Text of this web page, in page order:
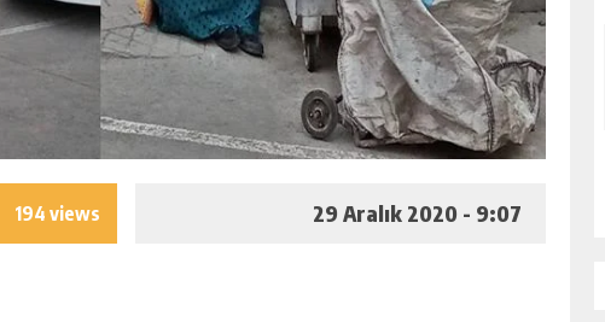
194 views 29 Aralık 2020 - 9:07